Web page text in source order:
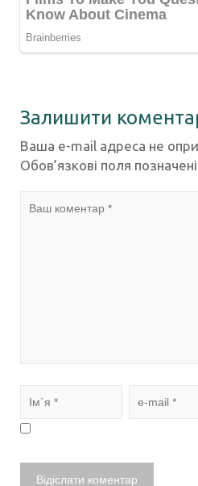
Залишити
Ваша e-mail адреса не
Обов’язкові поля позначені